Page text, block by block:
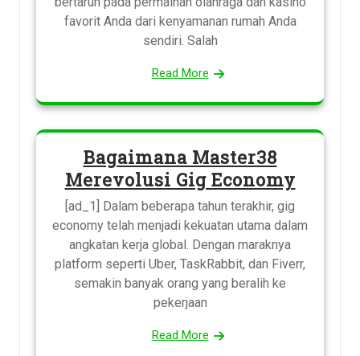
favorit Anda dari kenyamanan rumah Anda
sendiri. Salah
Read More
Bagaimana Master38
Merevolusi Gig Economy
[ad_1] Dalam beberapa tahun terakhir, gig
economy telah menjadi kekuatan utama dalam
angkatan kerja global. Dengan maraknya
platform seperti Uber, TaskRabbit, dan Fiverr,
semakin banyak orang yang beralih ke
pekerjaan
Read More